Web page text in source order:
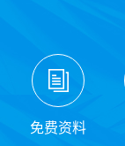
免费资料